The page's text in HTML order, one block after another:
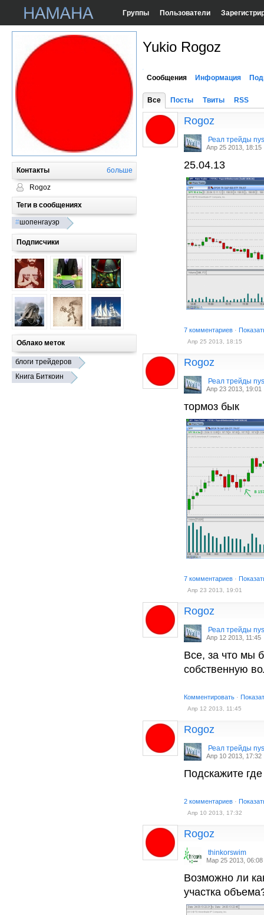
Группы Пользователи
Контакты больше
Rogoz
Теги в сообщениях
#шопенгауэр
Подписчики
Облако меток
блоги трейдеров
Книга Биткоин
Yukio Rogoz
Сообщения Информация
Все Посты Твиты RSS
Rogoz
Реал трейды
Апр 25 2013, 18:15
25.04.13
7 комментариев ·
Апр 25 2013, 18:15
Rogoz
Реал трейды
Апр 23 2013, 19:01
тормоз бык
7 комментариев ·
Апр 23 2013, 19:01
Rogoz
Реал трейды
Апр 12 2013, 11:45
Все, за что мы
собственную
Комментировать ·
Апр 12 2013, 11:45
Rogoz
Реал трейды
Апр 10 2013, 17:32
Подскажите
2 комментариев ·
Апр 10 2013, 17:32
Rogoz
thinkorswim
Мар 25 2013, 06:08
Возможно ли
участка